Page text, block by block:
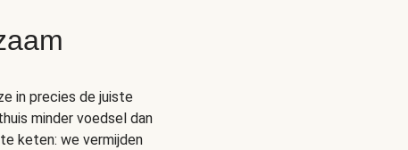
in precies de juiste
minder voedsel dan
keten: we vermijden